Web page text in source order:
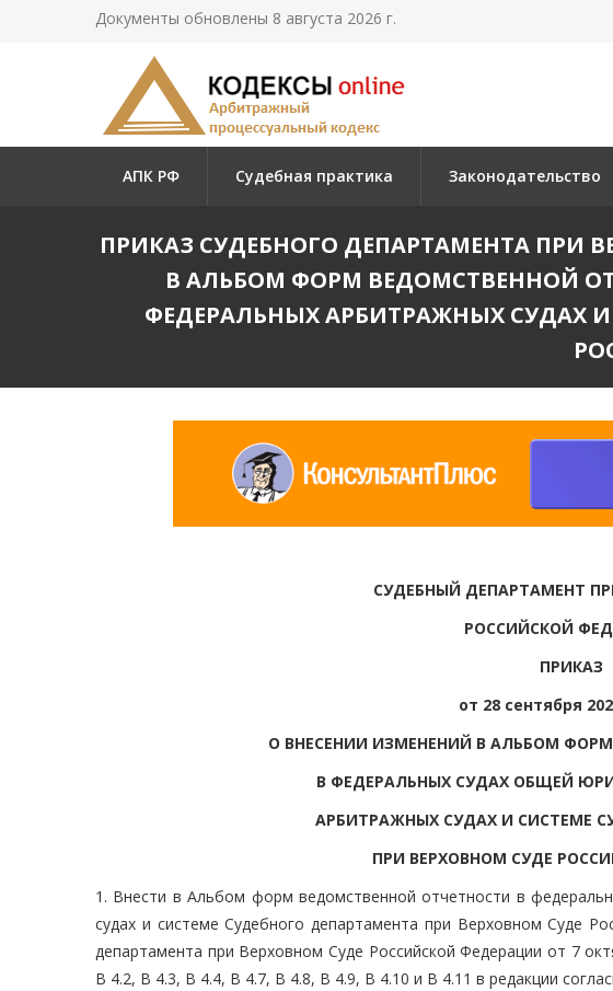
Документы обновлены 8 августа 2026 г.
АПК РФ Судебная практика Законодательство
ПРИКАЗ СУДЕБНОГО ДЕПАРТАМЕНТА ПРИ
В АЛЬБОМ ФОРМ ВЕДОМСТВЕННОЙ
ФЕДЕРАЛЬНЫХ АРБИТРАЖНЫХ СУДАХ
СУДЕБНЫЙ ДЕПАРТАМЕНТ
РОССИЙСКОЙ
ПРИКАЗ
от 28 сентября
О ВНЕСЕНИИ ИЗМЕНЕНИЙ В АЛЬБОМ
В ФЕДЕРАЛЬНЫХ СУДАХ ОБЩЕЙ
АРБИТРАЖНЫХ СУДАХ И СИСТЕМЕ
ПРИ ВЕРХОВНОМ СУДЕ
1. Внести в Альбом форм ведомственной отчетности в
судах и системе Судебного департамента при Верховном Суде
департамента при Верховном Суде Российской Федерации от 7
В 4.2, В 4.3, В 4.4, В 4.7, В 4.8, В 4.9, В 4.10 и В 4.11 в редакции